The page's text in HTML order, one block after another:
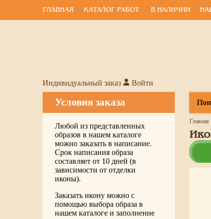
ГЛАВНАЯ КАТАЛОГ РАБОТ В НАЛИЧИИ
Индивидуальный заказ Войти
Условия заказа
Любой из представленных
образов в нашем каталоге
можно заказать в написание.
Срок написания образа
составляет от 10 дней (в
зависимости от отделки
иконы).
Заказать икону можно с
помощью выбора образа в
нашем каталоге и заполнение
Главная